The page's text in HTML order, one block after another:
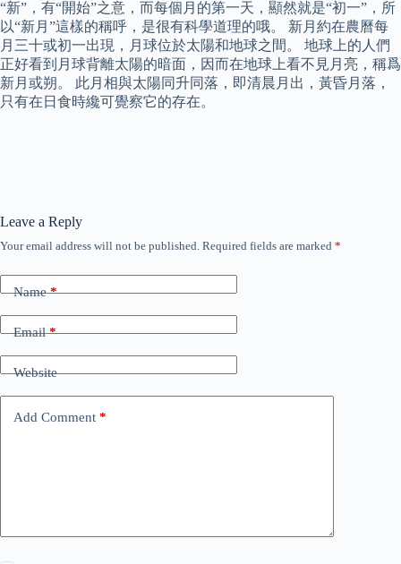
“新”，有“開始”之意，而每個月的第一天，顯然就是“初一”，所
以“新月”這樣的稱呼，是很有科學道理的哦。 新月約在農曆每
月三十或初一出現，月球位於太陽和地球之間。 地球上的人們
正好看到月球背離太陽的暗面，因而在地球上看不見月亮，稱爲
新月或朔。 此月相與太陽同升同落，即清晨月出，黃昏月落，
只有在日食時纔可覺察它的存在。
Leave a Reply
Your email address will not be published. Required fields are marked *
Name*
Email*
Website
Add Comment *